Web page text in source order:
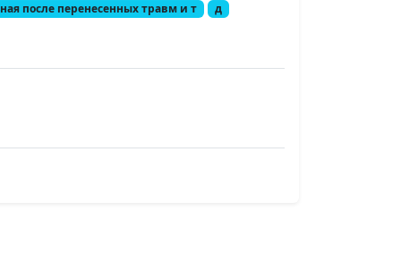
после перенесенных травм и т д